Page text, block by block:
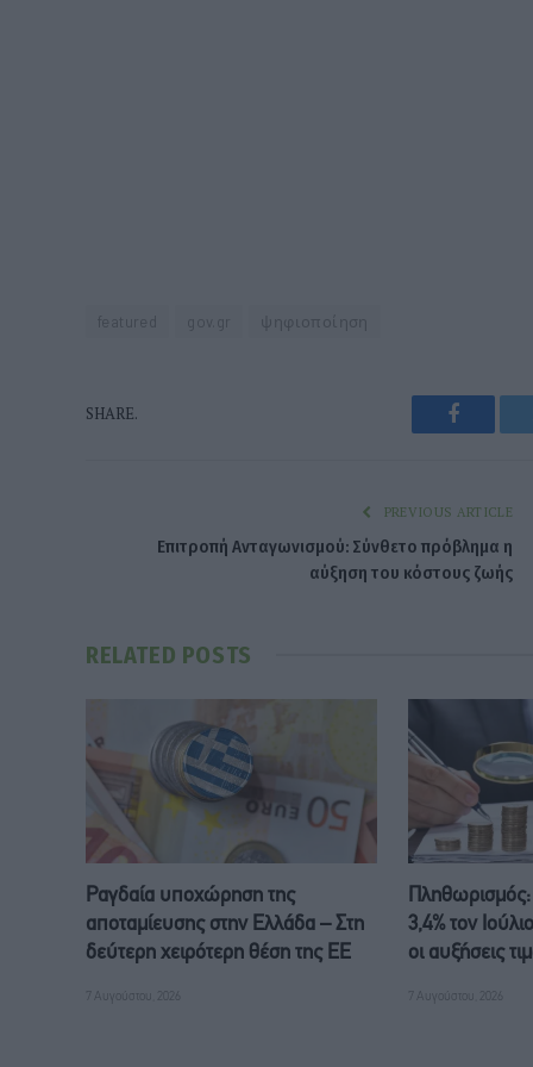
ψηφιοποίηση
SHARE.
PREVIOUS ARTICLE
Επιτροπή Ανταγωνισμού: Σύνθετο πρόβλημα η
αύξηση του κόστους ζωής
RELATED POSTS
Ραγδαία υποχώρηση της
αποταμίευσης στην Ελλάδα – Στη
δεύτερη χειρότερη θέση της ΕΕ
7 Αυγούστου, 2026
3,4% τον
οι αυξήσεις
7 Αυγούστου, 2026